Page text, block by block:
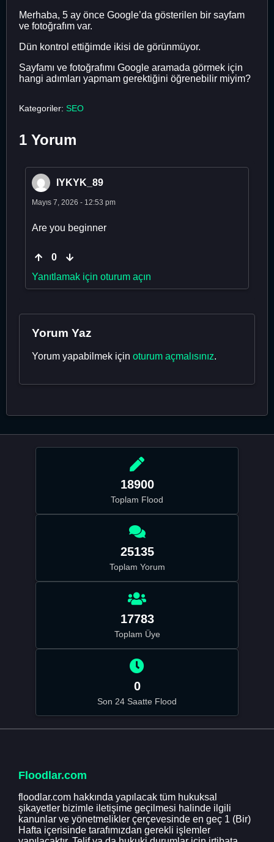
Merhaba, 5 ay önce Google’da gösterilen bir sayfam
ve fotoğrafım var.
Dün kontrol ettiğimde ikisi de görünmüyor.
Sayfamı ve fotoğrafımı Google aramada görmek için
hangi adımları yapmam gerektiğini öğrenebilir miyim?
Kategoriler: SEO
1 Yorum
IYKYK_89
Mayıs 7, 2026 - 12:53 pm
Are you beginner
0
Yanıtlamak için oturum açın
Yorum Yaz
Yorum yapabilmek için oturum açmalısınız.
18900
Toplam Flood
25135
Toplam Yorum
17783
Toplam Üye
0
Son 24 Saatte Flood
Floodlar.com
floodlar.com hakkında yapılacak tüm hukuksal
şikayetler bizimle iletişime geçilmesi halinde ilgili
kanunlar ve yönetmelikler çerçevesinde en geç 1 (Bir)
Hafta içerisinde tarafımızdan gerekli işlemler